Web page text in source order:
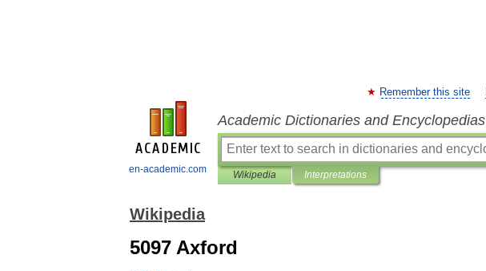
en-academic.com
Remember this site
Academic Dictionaries and Encyclopedias
Wikipedia Interpretations
Wikipedia
5097 Axford